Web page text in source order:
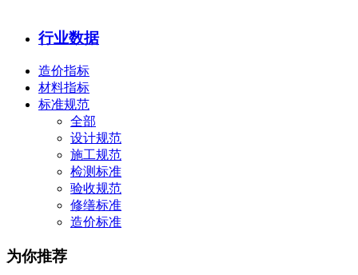
行业数据
造价指标
材料指标
标准规范
全部
设计规范
施工规范
检测标准
验收规范
修缮标准
造价标准
为你推荐